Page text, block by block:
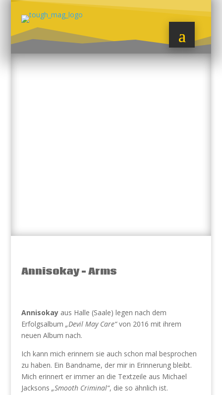
Annisokay – Arms
Annisokayaus Halle (Saale) legen nach dem
Erfolgsalbum „Devil May Care“von 2016 mit ihrem
neuen Album nach.
Ich kann mich erinnern sie auch schon mal besprochen
zu haben. Ein Bandname, der mir in Erinnerung bleibt.
Mich erinnert er immer an die Textzeile aus Michael
Jacksons „Smooth Criminal“, die so ähnlich ist.